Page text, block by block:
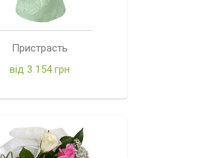
Пристрасть
від 3 154 грн